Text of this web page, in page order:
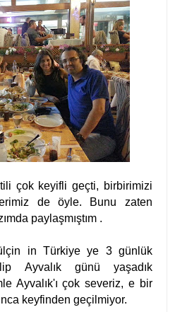
çok keyifli geçti, birbirimizi
de öyle. Bunu zaten
paylaşmıştım .
in Türkiye ye 3 günlük
Ayvalık günü yaşadık
Ayvalık'ı çok severiz, e bir
keyfinden geçilmiyor.